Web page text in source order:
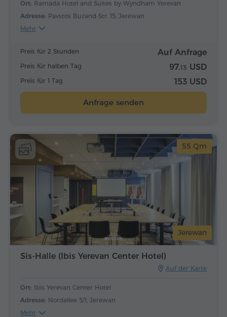
Ort: Ramada Hotel and Suites by Wyndham Yerevan
Adresse: Pavstos Buzand-Str. 15, Jerewan
Mehr
Preis für 2 Stunden Auf Anfrage
Preis für halben Tag 97.13 USD
Preis für 1 Tag 153 USD
Anfrage senden
Jerewan
55 Qm
Sis-Halle (Ibis Yerevan Center Hotel)
Auf der Karte
Ort: Ibis Yerevan Center Hotel
Adresse: Nordallee 5/1, Jerewan
Mehr